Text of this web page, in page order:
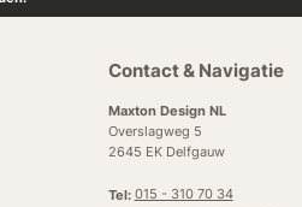
Contact & Navigatie
Maxton Design NL
Overslagweg 5
2645 EK Delfgauw
Tel: 015 - 310 70 34